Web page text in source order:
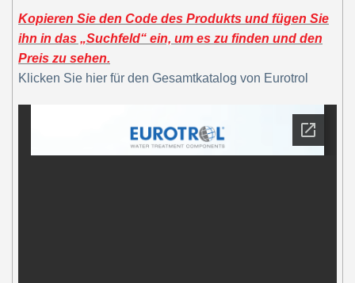
Kopieren Sie den Code des Produkts und fügen Sie
ihn in das „Suchfeld“ ein, um es zu finden und den
Preis zu sehen.
Klicken Sie hier für den Gesamtkatalog von Eurotrol